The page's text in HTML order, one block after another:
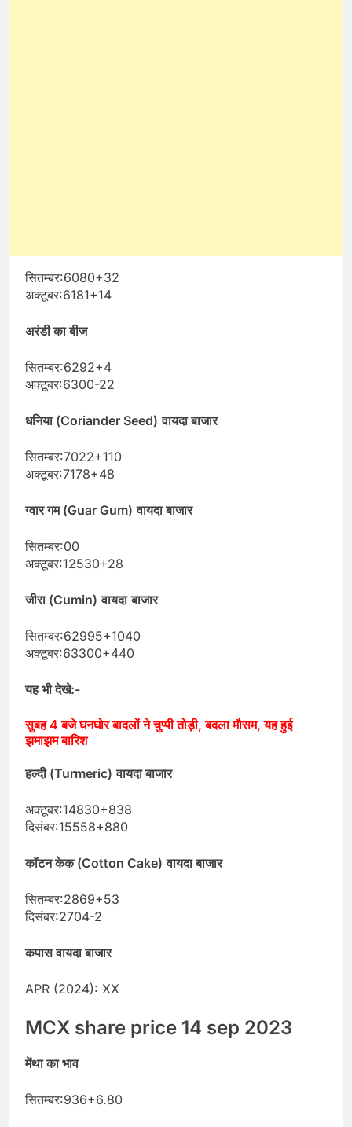
सितम्बर:6080+32
अक्टूबर:6181+14
अरंडी का बीज
सितम्बर:6292+4
अक्टूबर:6300-22
धनिया (Coriander Seed) वायदा बाजार
सितम्बर:7022+110
अक्टूबर:7178+48
ग्वार गम (Guar Gum) वायदा बाजार
सितम्बर:00
अक्टूबर:12530+28
जीरा (Cumin) वायदा बाजार
सितम्बर:62995+1040
अक्टूबर:63300+440
यह भी देखे:-
सुबह 4 बजे घनघोर बादलों ने चुप्पी तोड़ी, बदला मौसम, यह हुई
झमाझम बारिश
हल्दी (Turmeric) वायदा बाजार
अक्टूबर:14830+838
दिसंबर:15558+880
कॉटन केक (Cotton Cake) वायदा बाजार
सितम्बर:2869+53
दिसंबर:2704-2
कपास वायदा बाजार
APR (2024): XX
MCX share price 14 sep 2023
मेंथा का भाव
सितम्बर:936+6.80